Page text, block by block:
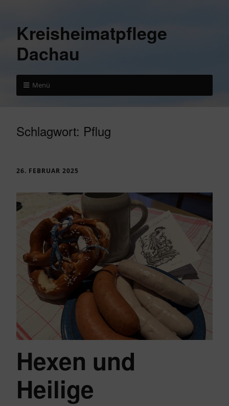
Kreisheimatpflege
Dachau
Menü
Schlagwort: Pflug
26. FEBRUAR 2025
Hexen und
Heilige